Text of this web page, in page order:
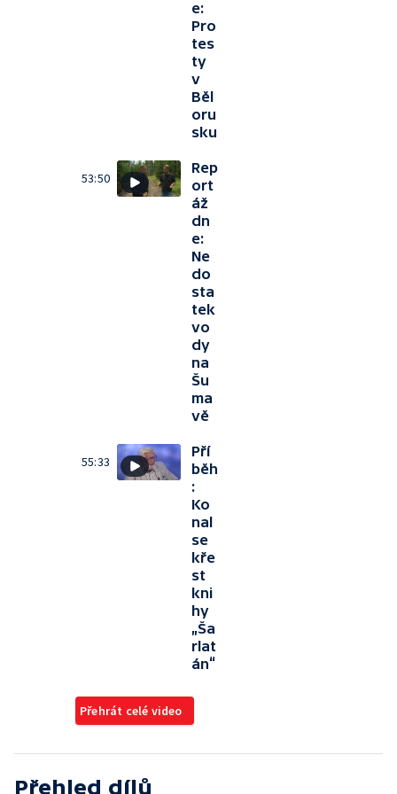
e:
Pro
tes
ty
v
Běl
oru
sku
53:50
Rep
ort
áž
dn
e:
Ne
do
sta
tek
vo
dy
na
Šu
ma
vě
55:33
Pří
běh
:
Ko
nal
se
kře
st
kni
hy
„Ša
rlat
án“
Přehrát celé video
Přehled dílů